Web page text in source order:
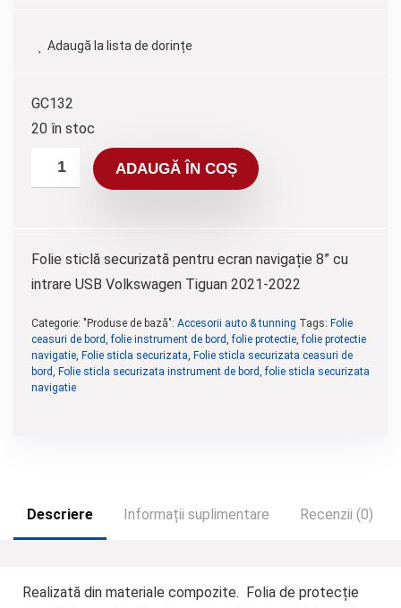
Adaugă la lista de dorințe
GC132
20 în stoc
ADAUGĂ ÎN COȘ
Folie sticlă securizată pentru ecran navigație 8” cu
intrare USB Volkswagen Tiguan 2021-2022
Categorie: "Produse de bază": Accesorii auto & tunning Tags: Folie
ceasuri de bord ,folie instrument de bord ,folie protectie ,folie protectie
navigatie Folie sticla securizata Folie sticla securizata ceasuri de
bord Folie sticla securizata instrument de bord ,folie sticla securizata
navigatie
Descriere Informații suplimentare Recenzii (0)
Realizată din materiale compozite.
Folia de protecție